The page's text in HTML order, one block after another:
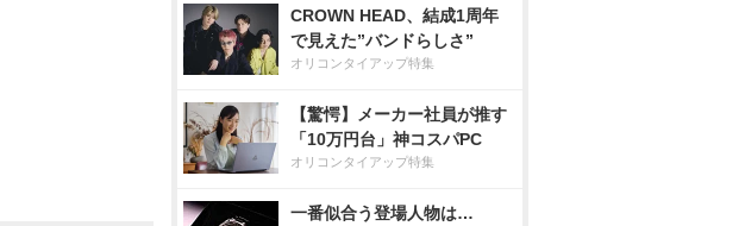
CROWN HEAD、結成1周年
で見えた”バンドらしさ”
オリコンタイアップ特集
【驚愕】メーカー社員が推す
「10万円台」神コスパPC
オリコンタイアップ特集
一番似合う登場人物は…